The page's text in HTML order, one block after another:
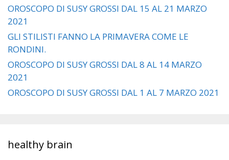
OROSCOPO DI SUSY GROSSI DAL 15 AL 21 MARZO
2021
GLI STILISTI FANNO LA PRIMAVERA COME LE
RONDINI.
OROSCOPO DI SUSY GROSSI DAL 8 AL 14 MARZO
2021
OROSCOPO DI SUSY GROSSI DAL 1 AL 7 MARZO 2021
healthy brain